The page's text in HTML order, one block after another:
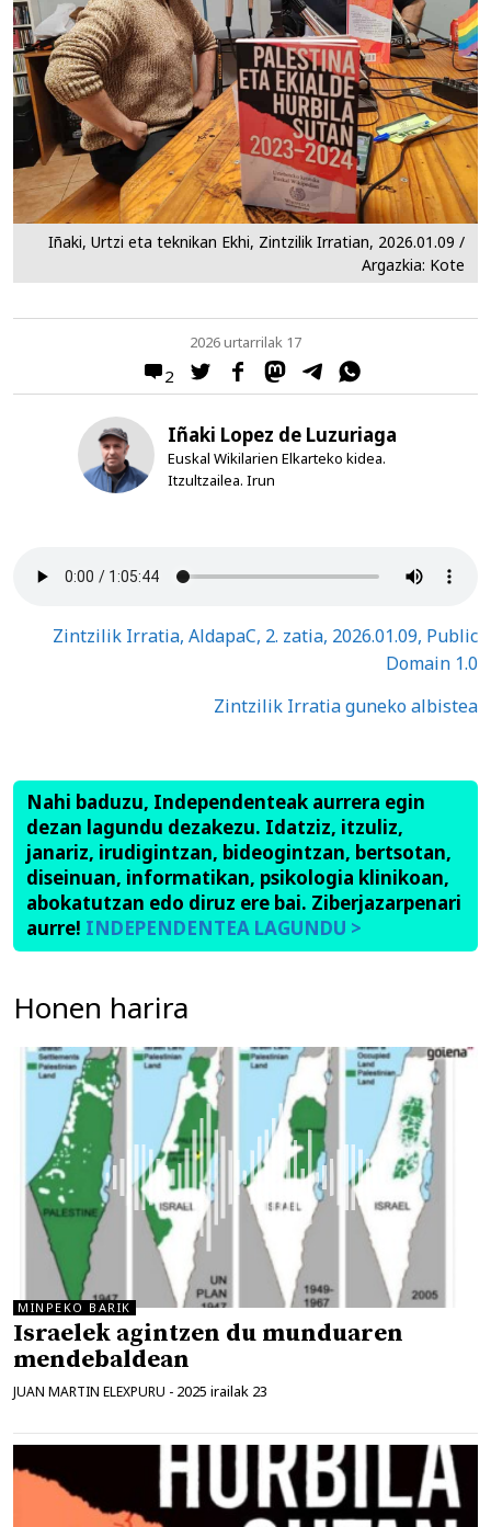
Iñaki, Urtzi eta teknikan Ekhi, Zintzilik Irratian, 2026.01.09 /
Argazkia: Kote
2
2026 urtarrilak 17
Iñaki Lopez de Luzuriaga
Euskal Wikilarien Elkarteko kidea.
Itzultzailea. Irun
Zintzilik Irratia, AldapaC, 2. zatia, 2026.01.09, Public
Domain 1.0
Zintzilik Irratia guneko albistea
Nahi baduzu, Independenteak aurrera egin
dezan lagundu dezakezu. Idatziz, itzuliz,
janariz, irudigintzan, bideogintzan, bertsotan,
diseinuan, informatikan, psikologia klinikoan,
abokatutzan edo diruz ere bai. Ziberjazarpenari
aurre! INDEPENDENTEA LAGUNDU >
Honen harira
MINPEKO BARIK
Israelek agintzen du munduaren
mendebaldean
JUAN MARTIN ELEXPURU - 2025 irailak 23